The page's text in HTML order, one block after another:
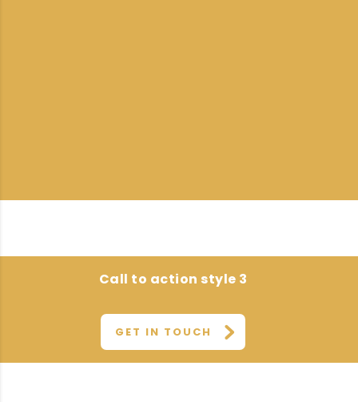
Call to action style 3
GET IN TOUCH